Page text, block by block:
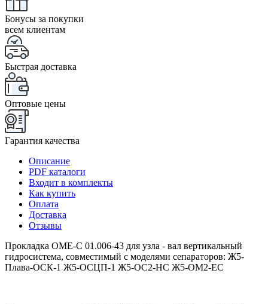
Бонусы за покупки
всем клиентам
Быстрая доставка
Оптовые цены
Гарантия качества
Описание
PDF каталоги
Входит в комплекты
Как купить
Оплата
Доставка
Отзывы
Прокладка ОМЕ-С 01.006-43 для узла - вал вертикальный
гидросистема, совместимый с моделями сепараторов: Ж5-
Плава-ОСК-1 Ж5-ОСЦП-1 Ж5-ОС2-НС Ж5-ОМ2-ЕС